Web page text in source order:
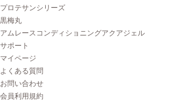
プロテサンシリーズ
黒梅丸
アムレースコンディショニングアクアジェル
サポート
マイページ
よくある質問
お問い合わせ
会員利用規約